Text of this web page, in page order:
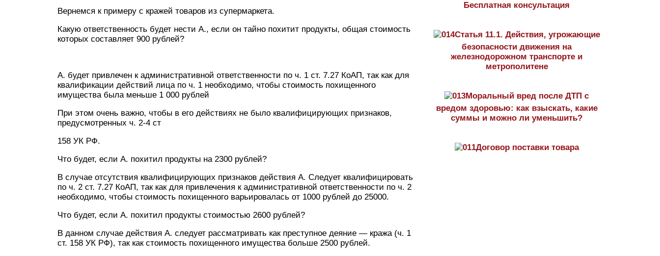
Вернемся к примеру с кражей товаров из супермаркета.
Какую ответственность будет нести А., если он тайно похитит продукты, общая стоимость
которых составляет 900 рублей?
А. будет привлечен к административной ответственности по ч. 1 ст. 7.27 КоАП, так как для
квалификации действий лица по ч. 1 необходимо, чтобы стоимость похищенного
имущества была меньше 1 000 рублей
При этом очень важно, чтобы в его действиях не было квалифицирующих признаков,
предусмотренных ч. 2-4 ст
158 УК РФ.
Что будет, если А. похитил продукты на 2300 рублей?
В случае отсутствия квалифицирующих признаков действия А. Следует квалифицировать
по ч. 2 ст. 7.27 КоАП, так как для привлечения к административной ответственности по ч. 2
необходимо, чтобы стоимость похищенного варьировалась от 1000 рублей до 25000.
Что будет, если А. похитил продукты стоимостью 2600 рублей?
В данном случае действия А. следует рассматривать как преступное деяние — кража (ч. 1
ст. 158 УК РФ), так как стоимость похищенного имущества больше 2500 рублей.
Бесплатная консультация
Статья 11.1. Действия, угрожающие
безопасности движения на
железнодорожном транспорте и
метрополитене
Моральный вред после ДТП с
вредом здоровью: как взыскать, какие
суммы и можно ли уменьшить?
Договор поставки товара